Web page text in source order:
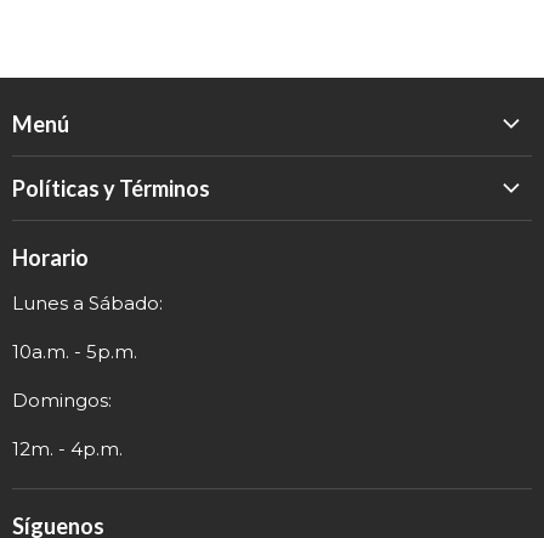
Menú
Eventos
Políticas y Términos
Política de Privacidad
Términos y Envío
Información de Contacto
Horario
Lunes a Sábado:
10a.m. - 5p.m.
Domingos:
12m. - 4p.m.
Síguenos